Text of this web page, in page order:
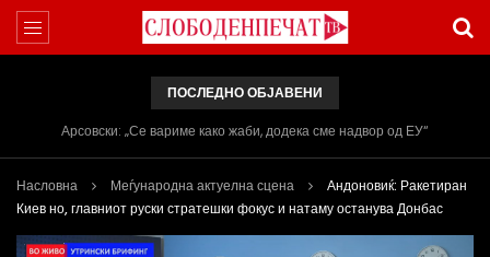
ПОСЛЕДНО ОБЈАВЕНИ
Арсовски: „Се вариме како жаби, додека сме надвор од ЕУ“
Насловна Меѓународна актуелна сцена
Андоновиќ: Ракетиран
Киев но, главниот руски стратешки фокус и натаму останува Донбас